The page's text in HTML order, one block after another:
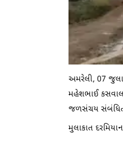
અમરેલી, 07
મહેશભાઈ
જળસંચય સંબંધિત
મુલાકાત